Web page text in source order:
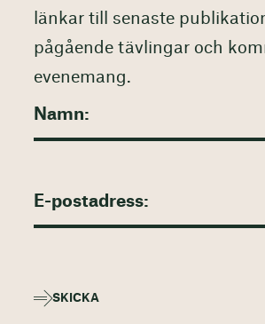
länkar till senaste
pågående tävlingar och
evenemang.
SKICKA